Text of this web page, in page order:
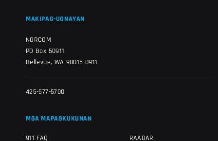
MAKIPAG-UGNAYAN
NORCOM
PO Box 50911
Bellevue, WA 98015-0911
425-577-5700
MGA MAPAGKUKUNAN
911 FAQ RAADAR